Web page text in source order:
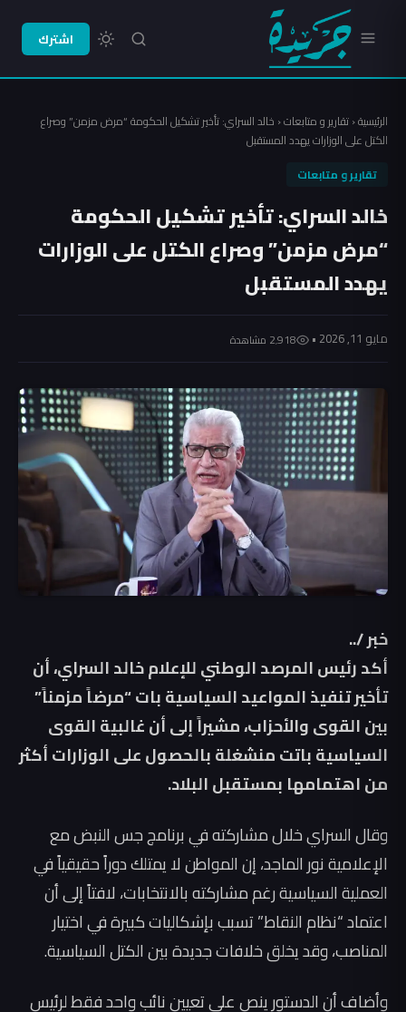
اشترك
الرئيسية‹تقارير و متابعات‹ خالد السراي: تأخير تشكيل الحكومة “مرض مزمن” وصراع
الكتل على الوزارات يهدد المستقبل
تقارير و متابعات
خالد السراي: تأخير تشكيل الحكومة
“مرض مزمن” وصراع الكتل على الوزارات
يهدد المستقبل
مايو 11, 2026 • 2٬918 مشاهدة
خبر /..
أكد رئيس المرصد الوطني للإعلام خالد السراي، أن
تأخير تنفيذ المواعيد السياسية بات “مرضاً مزمناً”
بين القوى والأحزاب، مشيراً إلى أن غالبية القوى
السياسية باتت منشغلة بالحصول على الوزارات أكثر
من اهتمامها بمستقبل البلاد.
وقال السراي خلال مشاركته في برنامج جس النبض مع
الإعلامية نور الماجد، إن المواطن لا يمتلك دوراً حقيقياً في
العملية السياسية رغم مشاركته بالانتخابات، لافتاً إلى أن
اعتماد “نظام النقاط” تسبب بإشكاليات كبيرة في اختيار
المناصب، وقد يخلق خلافات جديدة بين الكتل السياسية.
وأضاف أن الدستور ينص على تعيين نائب واحد فقط لرئيس